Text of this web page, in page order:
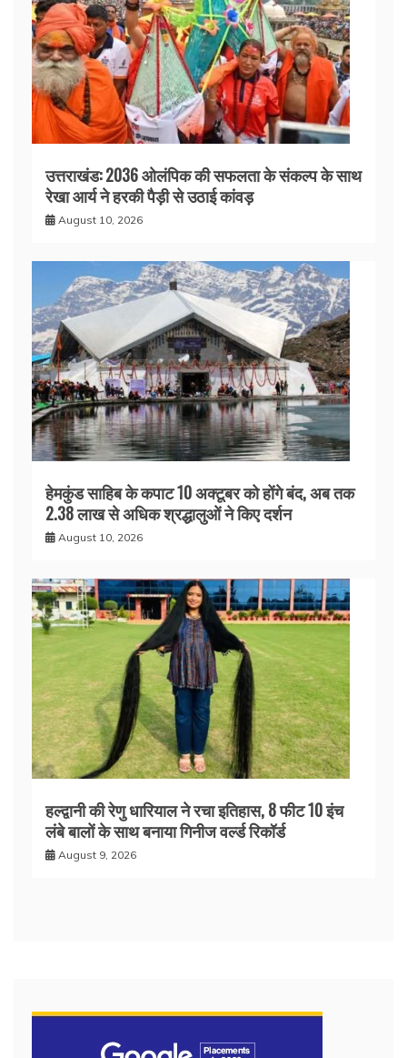
उत्तराखंड: 2036 ओलंपिक की सफलता के संकल्प के साथ
रेखा आर्य ने हरकी पैड़ी से उठाई कांवड़
August 10, 2026
हेमकुंड साहिब के कपाट 10 अक्टूबर को होंगे बंद, अब तक
2.38 लाख से अधिक श्रद्धालुओं ने किए दर्शन
August 10, 2026
हल्द्वानी की रेणु धारियाल ने रचा इतिहास, 8 फीट 10 इंच
लंबे बालों के साथ बनाया गिनीज वर्ल्ड रिकॉर्ड
August 9, 2026